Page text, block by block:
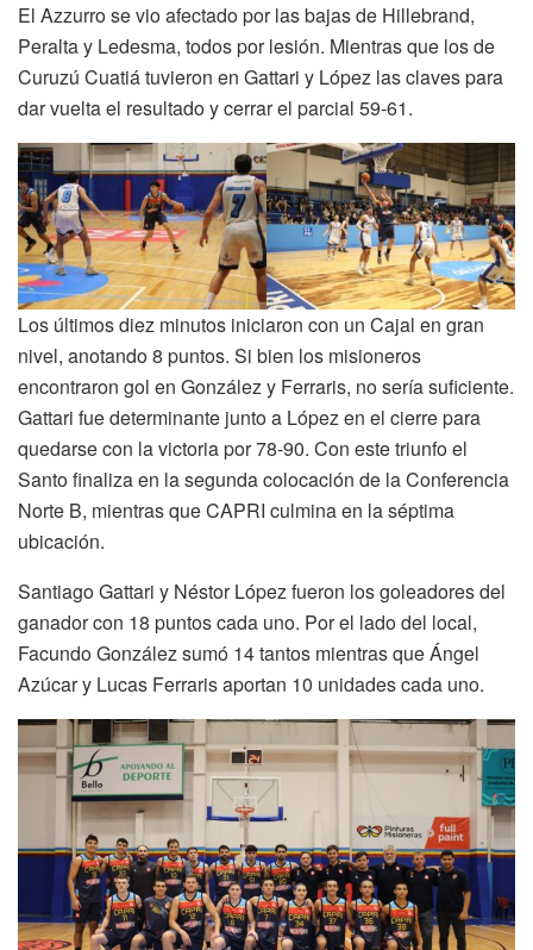
El Azzurro se vio afectado por las bajas de Hillebrand,
Peralta y Ledesma, todos por lesión. Mientras que los de
Curuzú Cuatiá tuvieron en Gattari y López las claves para
dar vuelta el resultado y cerrar el parcial 59-61.
Los últimos diez minutos iniciaron con un Cajal en gran
nivel, anotando 8 puntos. Si bien los misioneros
encontraron gol en González y Ferraris, no sería suficiente.
Gattari fue determinante junto a López en el cierre para
quedarse con la victoria por 78-90. Con este triunfo el
Santo finaliza en la segunda colocación de la Conferencia
Norte B, mientras que CAPRI culmina en la séptima
ubicación.
Santiago Gattari y Néstor López fueron los goleadores del
ganador con 18 puntos cada uno. Por el lado del local,
Facundo González sumó 14 tantos mientras que Ángel
Azúcar y Lucas Ferraris aportan 10 unidades cada uno.